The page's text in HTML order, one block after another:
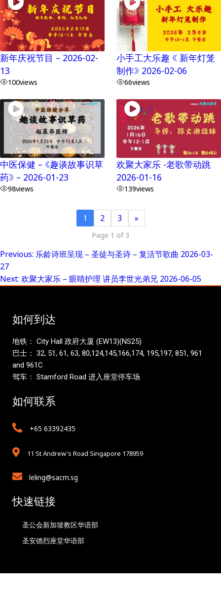
新年庆祝节目 – 2026-02-
13
100views
小手工大乐趣 《 新年灯笼
制作》 2026-02-06
66views
中医保健 – 《趣谈故事识草
药》 – 2026-01-23
98views
欢聚大家乐 -老歌带动跳
2026-01-16
139views
1 2 3 »
Page 1 of 3
Post
navigation
Previous: 乐龄诗班呈现 – 圣徒与圣诗 – 复活节歌曲 2026-03-
27
Next: 欢聚大家乐 – 眼睛护理 讲员李世光弟兄 2026-06-05
如何到达
地铁： City Hall 政府大厦 (EW13)(NS25)
巴士： 32, 51, 61, 63, 80,124,145,166,174, 195,197, 851, 961
and 961C
驾车： Stamford Road 进入座堂停车场
如何联系
+65 63392435
11 St Andrew's Road Singapore 178959
leling@sacm.sg
快速链接
圣公会新加坡教区华语部
圣安德烈座堂华语部